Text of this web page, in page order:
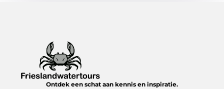
Ontdek een schat aan kennis en inspiratie.